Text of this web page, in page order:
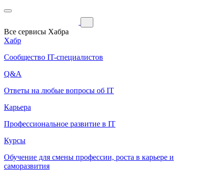
Все сервисы Хабра
Хабр
Сообщество IT-специалистов
Q&A
Ответы на любые вопросы об IT
Карьера
Профессиональное развитие в IT
Курсы
Обучение для смены профессии, роста в карьере и
саморазвития